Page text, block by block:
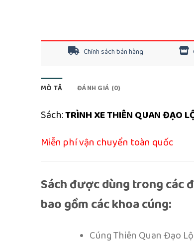
Chính sách bán hàng
MÔ TẢ ĐÁNH GIÁ (0)
Sách:TRÌNH XE THIÊN QUAN ĐẠO
Miễn phí vận chuyển toàn quốc
Sách được dùng trong các
bao gồm các khoa cúng:
Cúng Thiên Quan Đạo